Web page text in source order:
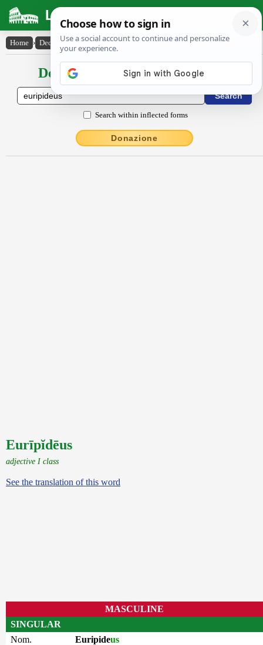
Latin Dictionary
Home › Declensions / Conjugations › Eurīpĭdēus
Declensions / Conjugations latin
Search within inflected forms
Donazione
Eurīpĭdēus
adjective I class
See the translation of this word
MASCULINE
SINGULAR
Nom.
Euripideus